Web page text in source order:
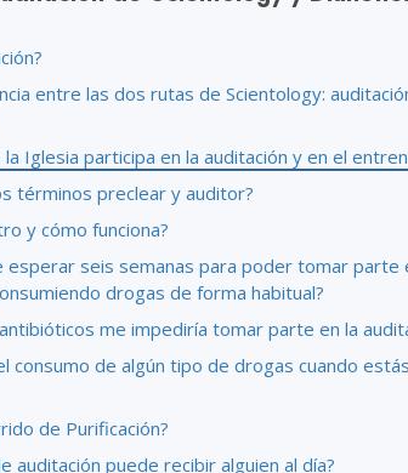
entre las dos rutas de Scientology:
Iglesia participa en la auditación y en el
términos preclear y auditor?
y cómo funciona?
esperar seis semanas para poder tomar parte
drogas de forma habitual?
me impediría tomar parte en la
consumo de algún tipo de drogas cuando
de Purificación?
auditación puede recibir alguien al día?